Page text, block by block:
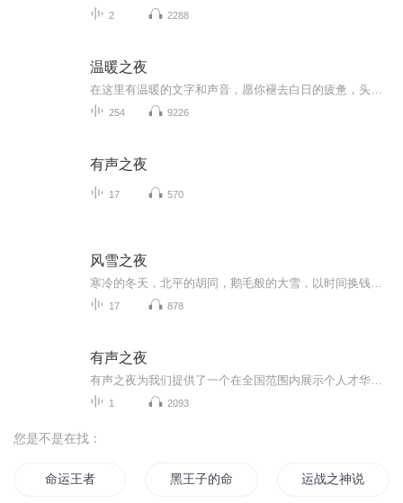
2 2288
温暖之夜
254 9226
有声之夜
17 570
风雪之夜
17 878
有声之夜
1 2093
您是不是在找：
命运王者 黑王子的命运夜 运战之神说